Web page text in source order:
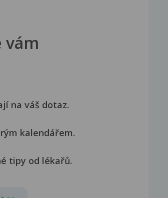
vám
na váš dotaz.
kalendářem.
tipy od lékařů.